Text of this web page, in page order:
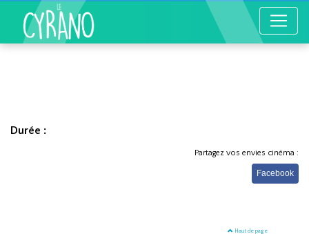
Durée :
Partagez vos envies cinéma :
Facebook
Haut de page